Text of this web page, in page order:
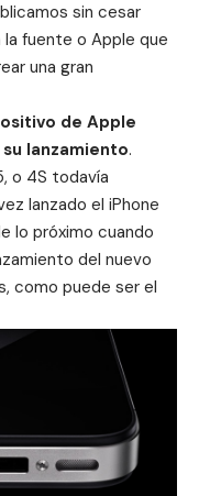
sin cesar
fuente o Apple que
una gran
de Apple
lanzamiento.
o 4S todavía
lanzado el iPhone
lo próximo cuando
del nuevo
como puede ser el